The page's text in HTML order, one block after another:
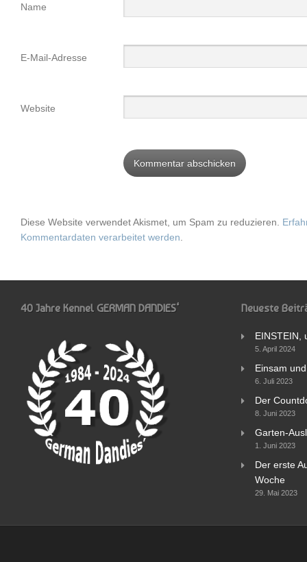
Name
E-Mail-Adresse
Website
Diese Website verwendet Akismet, um Spam zu reduzieren.
Kommentardaten verarbeitet werden
40 Jahre Kennel GERMAN DANDIES‘ Neueste
EINSTEIN,
5. April 2024
Einsam
6. Juli 2023
Der
8. Juni 2023
Garten-
1. Juni 2023
Der erste
Woche
29. Mai 2023